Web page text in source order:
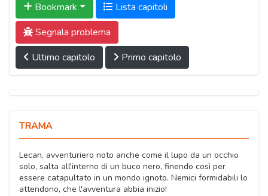
Bookmark
Lista capitoli
Segnala problema
Ultimo capitolo
Primo capitolo
TRAMA
Lecan, avventuriero noto anche come il lupo da un occhio
solo, salta all'interno di un buco nero, finendo così per
essere catapultato in un mondo ignoto. Nemici formidabili lo
attendono, che l'avventura abbia inizio!